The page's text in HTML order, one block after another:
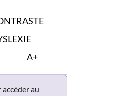
A+
accéder au